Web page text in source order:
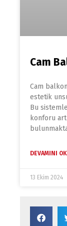
Cam
Cam
estetik
Bu
konforu
DEVAMINI
13 Ekim 2024